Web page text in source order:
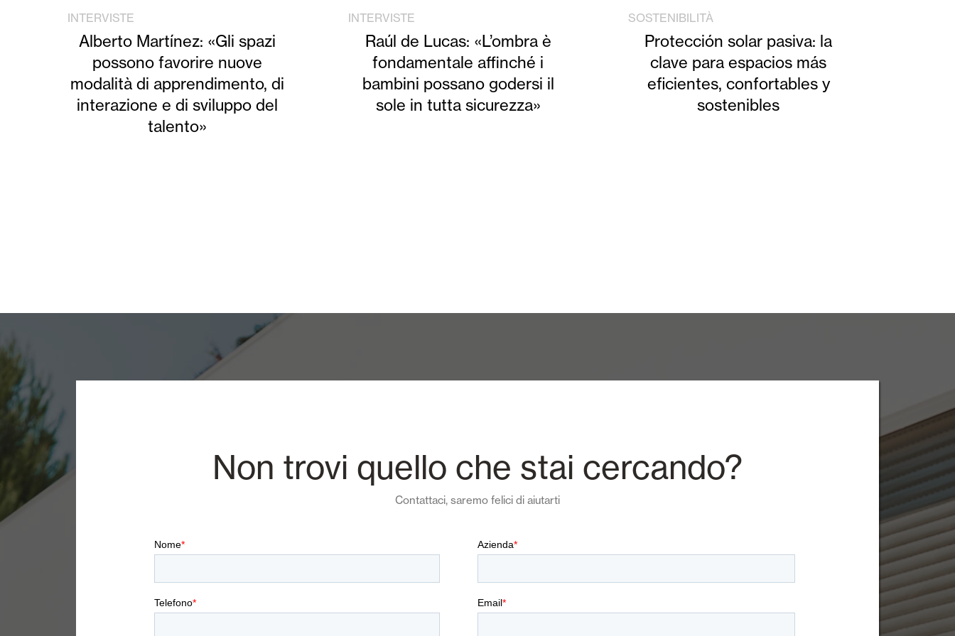
INTERVISTE
Alberto Martínez: «Gli spazi
possono favorire nuove
modalità di apprendimento, di
interazione e di sviluppo del
talento»
INTERVISTE
Raúl de Lucas: «L’ombra è
fondamentale affinché i
bambini possano godersi il
sole in tutta sicurezza»
SOSTENIBILITÀ
Protección solar pasiva: la
clave para espacios más
eficientes, confortables y
sostenibles
Non trovi quello che stai cercando?
Contattaci, saremo felici di aiutarti